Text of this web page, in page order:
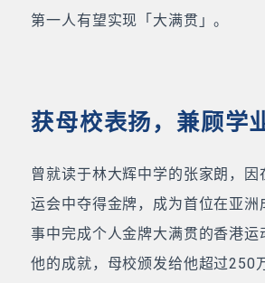
第一人有望实现「大满贯」。
获母校表扬，兼顾学
曾就读于林大辉中学的张家朗，
运会中夺得金牌，成为首位在亚洲
事中完成个人金牌大满贯的香港运
他的成就，母校颁发给他超过250